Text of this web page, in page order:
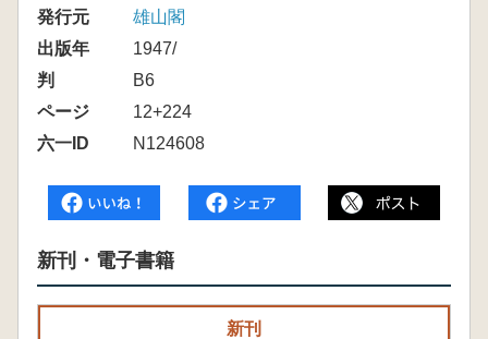
発行元
雄山閣
出版年
1947/
判
B6
ページ
12+224
六一ID
N124608
新刊・電子書籍
新刊